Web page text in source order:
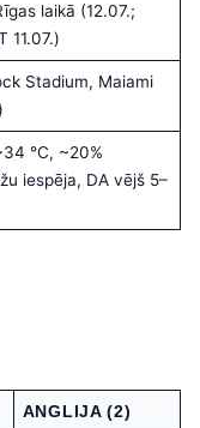
laikā (12.07.;
11.07.)
Stadium, Maiami
°C, ~20%
iespēja, DA vējš 5–
ANGLIJA (2)